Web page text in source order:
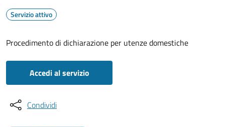
Servizio attivo
Procedimento di dichiarazione per utenze domestiche
Accedi al servizio
Condividi